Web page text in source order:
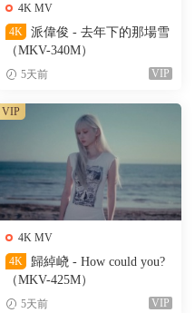
4K MV
4K
派偉俊 - 去年下的那場雪
（MKV-340M）
5天前 VIP
4K MV
4K
歸綽峣 - How could you?
（MKV-425M）
5天前 VIP
VIP